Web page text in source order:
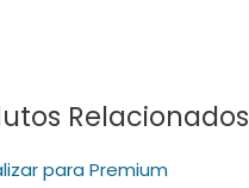
Relacionados